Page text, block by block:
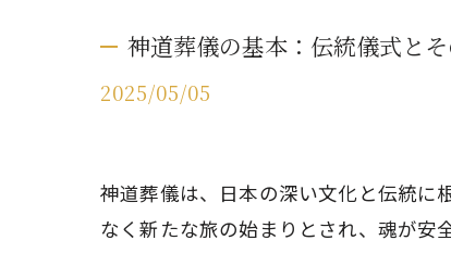
神道葬儀の基本：伝統儀式と
2025/05/05
神道葬儀は、日本の深い文化と伝統に
なく新たな旅の始まりとされ、魂が安